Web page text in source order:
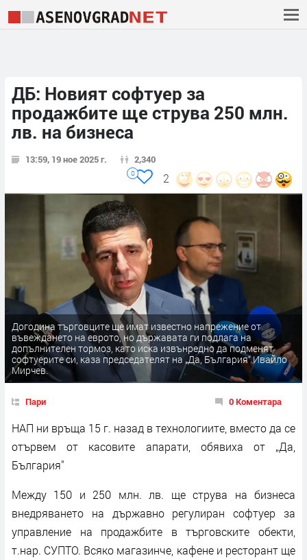
ДБ: Новият софтуер за
продажбите ще струва 250 млн.
лв. на бизнеса
13:59, 19 ное 2025 г. 2,340
2
0
Догодина търговците ще имат известно напрежение от
въвеждането на еврото, но държавата ги подлага на
допълнителен тормоз, като иска извънредно да подменят
софтуерите си, каза председателят на „Да, България“ Ивайло
Мирчев.
Пари 0 Коментара
НАП ни връща 15 г. назад в технологиите, вместо да се
отървем от касовите апарати, обявиха от „Да,
България"
Между 150 и 250 млн. лв. ще струва на бизнеса
внедряването на държавно регулиран софтуер за
управление на продажбите в търговските обекти,
т.нар. СУПТО. Всяко магазинче, кафене и ресторант ще